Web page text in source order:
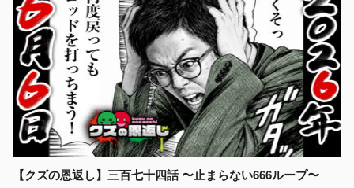
【クズの恩返し】三百七十四話 〜止まらない666ループ〜